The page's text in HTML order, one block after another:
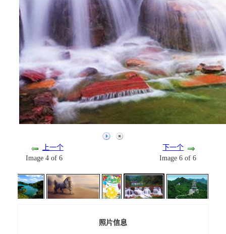
上一个
Image 4 of 6
下一个
Image 6 of 6
照片信息